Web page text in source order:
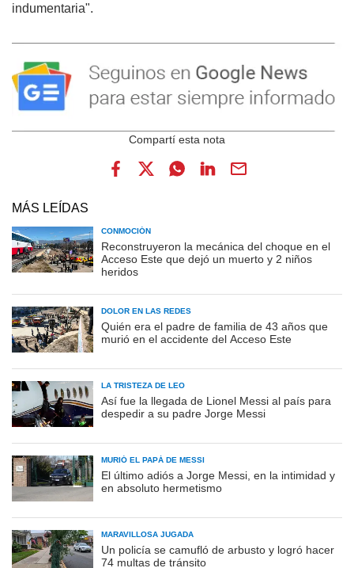
indumentaria".
MÁS LEÍDAS
CONMOCIÓN
Reconstruyeron la mecánica del choque en el
Acceso Este que dejó un muerto y 2 niños
heridos
DOLOR EN LAS REDES
Quién era el padre de familia de 43 años que
murió en el accidente del Acceso Este
LA TRISTEZA DE LEO
Así fue la llegada de Lionel Messi al país para
despedir a su padre Jorge Messi
MURIÓ EL PAPÁ DE MESSI
El último adiós a Jorge Messi, en la intimidad y
en absoluto hermetismo
MARAVILLOSA JUGADA
Un policía se camufló de arbusto y logró hacer
74 multas de tránsito